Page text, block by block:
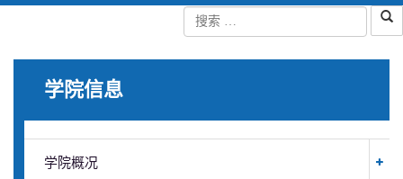
学院信息
学院概况